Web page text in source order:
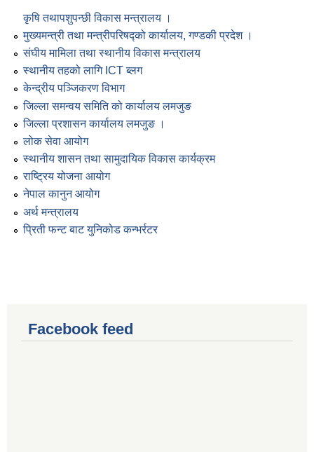
कृषि तथापशुपन्छी विकास मन्त्रालय ।
मुख्यमन्त्री तथा मन्त्रीपरिषद्को कार्यालय, गण्डकी प्रदेश ।
संघीय मामिला तथा स्थानीय विकास मन्त्रालय
स्थानीय तहको लागि ICT ब्लग
केन्द्रीय पञ्जिकरण विभाग
जिल्ला समन्वय समिति को कार्यालय लमजुङ
जिल्ला प्रशासन कार्यालय लमजुङ ।
लोक सेवा आयोग
स्थानीय शासन तथा सामुदायिक विकास कार्यक्रम
राष्ट्रिय योजना आयोग
नेपाल कानुन आयोग
अर्थ मन्त्रालय
प्रिती फन्ट बाट युनिकोड कन्भर्रटर
Facebook feed